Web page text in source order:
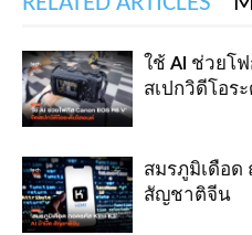
ใช้ AI ช่วยโฟ
สเปกวิดีโอร
สมรภูมิเดือด
สัญชาติจีน